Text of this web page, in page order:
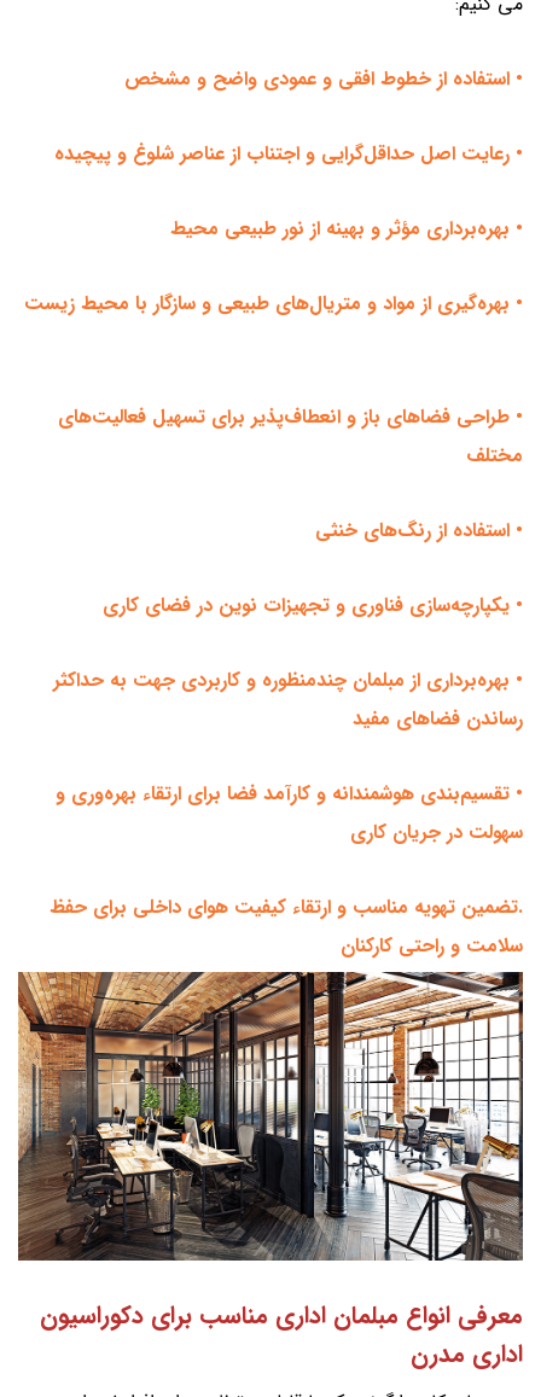
• استفاده از خطوط افقی و عمودی واضح و مشخص
• رعایت اصل حداقل‌گرایی و اجتناب از عناصر شلوغ و پیچیده
• بهره‌برداری مؤثر و بهینه از نور طبیعی محیط
• بهره‌گیری از مواد و متریال‌های طبیعی و سازگار با محیط زیست
• طراحی فضاهای باز و انعطاف‌پذیر برای تسهیل فعالیت‌های
مختلف
• استفاده از رنگ‌های خنثی
• یکپارچه‌سازی فناوری و تجهیزات نوین در فضای کاری
• بهره‌برداری از مبلمان چندمنظوره و کاربردی جهت به حداکثر
رساندن فضاهای مفید
• تقسیم‌بندی هوشمندانه و کارآمد فضا برای ارتقاء بهره‌وری و
سهولت در جریان کاری
.تضمین تهویه مناسب و ارتقاء کیفیت هوای داخلی برای حفظ
سلامت و راحتی کارکنان
معرفی انواع مبلمان اداری مناسب برای دکوراسیون
اداری مدرن